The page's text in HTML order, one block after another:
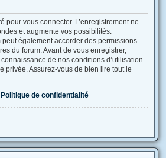
pour vous connecter. L’enregistrement ne
et augmente vos possibilités.
peut également accorder des permissions
du forum. Avant de vous enregistrer,
de nos conditions d’utilisation
privée. Assurez-vous de bien lire tout le
Politique de confidentialité